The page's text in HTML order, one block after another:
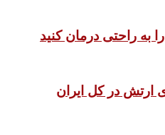
به راحتی درمان کنید
ارتش در کل ایران